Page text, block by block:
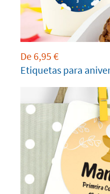
De 6,95 €
Etiquetas para